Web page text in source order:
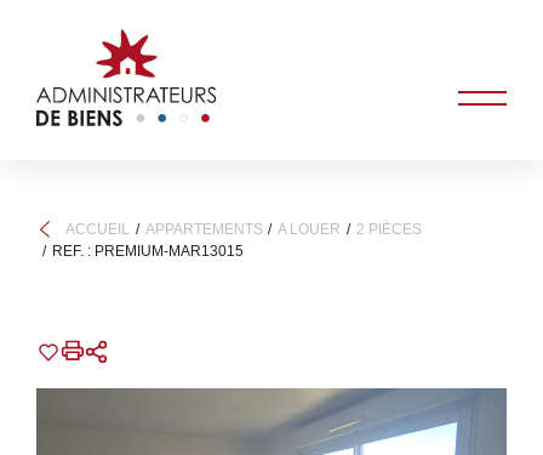
ACCUEIL APPARTEMENTS A LOUER
2 PIÈCES
REF. : PREMIUM-MAR13015